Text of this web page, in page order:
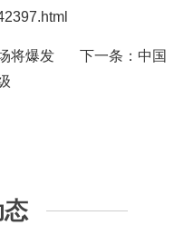
将爆发 下一条： 中国